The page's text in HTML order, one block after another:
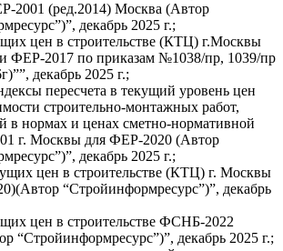
2001 (ред.2014) Москва (Автор
декабрь 2025 г.;
цен в строительстве (КТЦ) г.Москвы
ФЕР-2017 по приказам №1038/пр, 1039/пр
декабрь 2025 г.;
пересчета в текущий уровень цен
строительно-монтажных работ,
в нормах и ценах сметно-нормативной
г. Москвы для ФЕР-2020 (Автор
декабрь 2025 г.;
цен в строительстве (КТЦ) г. Москвы
“Стройинформресурс”)”, декабрь
цен в строительстве ФСНБ-2022
“Стройинформресурс”)”, декабрь 2025 г.;